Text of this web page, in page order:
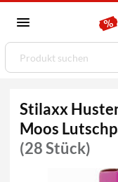
Stilaxx
Moos
(28 Stück)